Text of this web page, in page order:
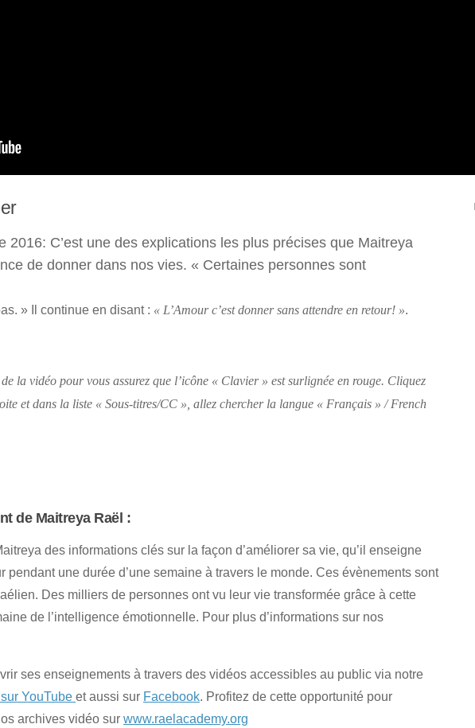
2016: C’est une des explications les plus précises que Maitreya
de donner dans nos vies. « Certaines personnes sont
» Il continue en disant : « L’Amour c’est donner sans attendre en retour! ».
la vidéo pour vous assurez que l’icône « Clavier » est surlignée en rouge. Cliquez
et dans la liste « Sous-titres/CC », allez chercher la langue « Français » / French
de Maitreya Raël :
des informations clés sur la façon d’améliorer sa vie, qu’il enseigne
pendant une durée d’une semaine à travers le monde. Ces évènements sont
Des milliers de personnes ont vu leur vie transformée grâce à cette
de l’intelligence émotionnelle. Pour plus d’informations sur nos
ses enseignements à travers des vidéos accessibles au public via notre
YouTube et aussi sur Facebook. Profitez de cette opportunité pour
archives vidéo sur www.raelacademy.org